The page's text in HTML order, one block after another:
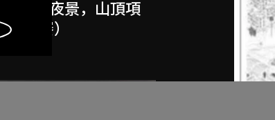
入口，夜景，山頂項
年競賽）